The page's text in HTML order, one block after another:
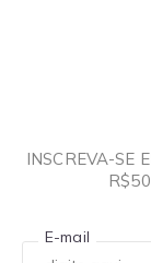
INSCREVA-SE
E-mail